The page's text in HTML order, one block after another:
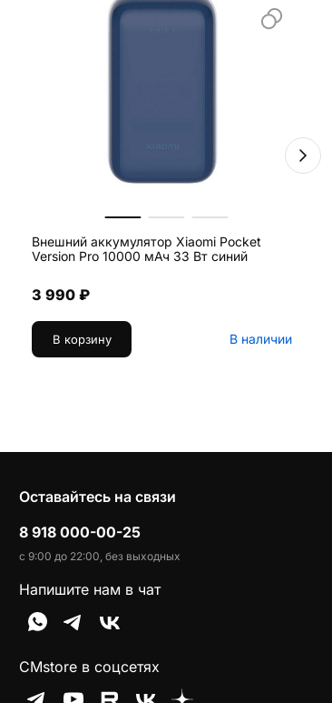
Внешний аккумулятор Xiaomi Pocket
Version Pro 10000 мАч 33 Вт синий
3 990 ₽
В корзину В наличии
Оставайтесь на связи
8 918 000-00-25
с 9:00 до 22:00, без выходных
Напишите нам в чат
CMstore в соцсетях